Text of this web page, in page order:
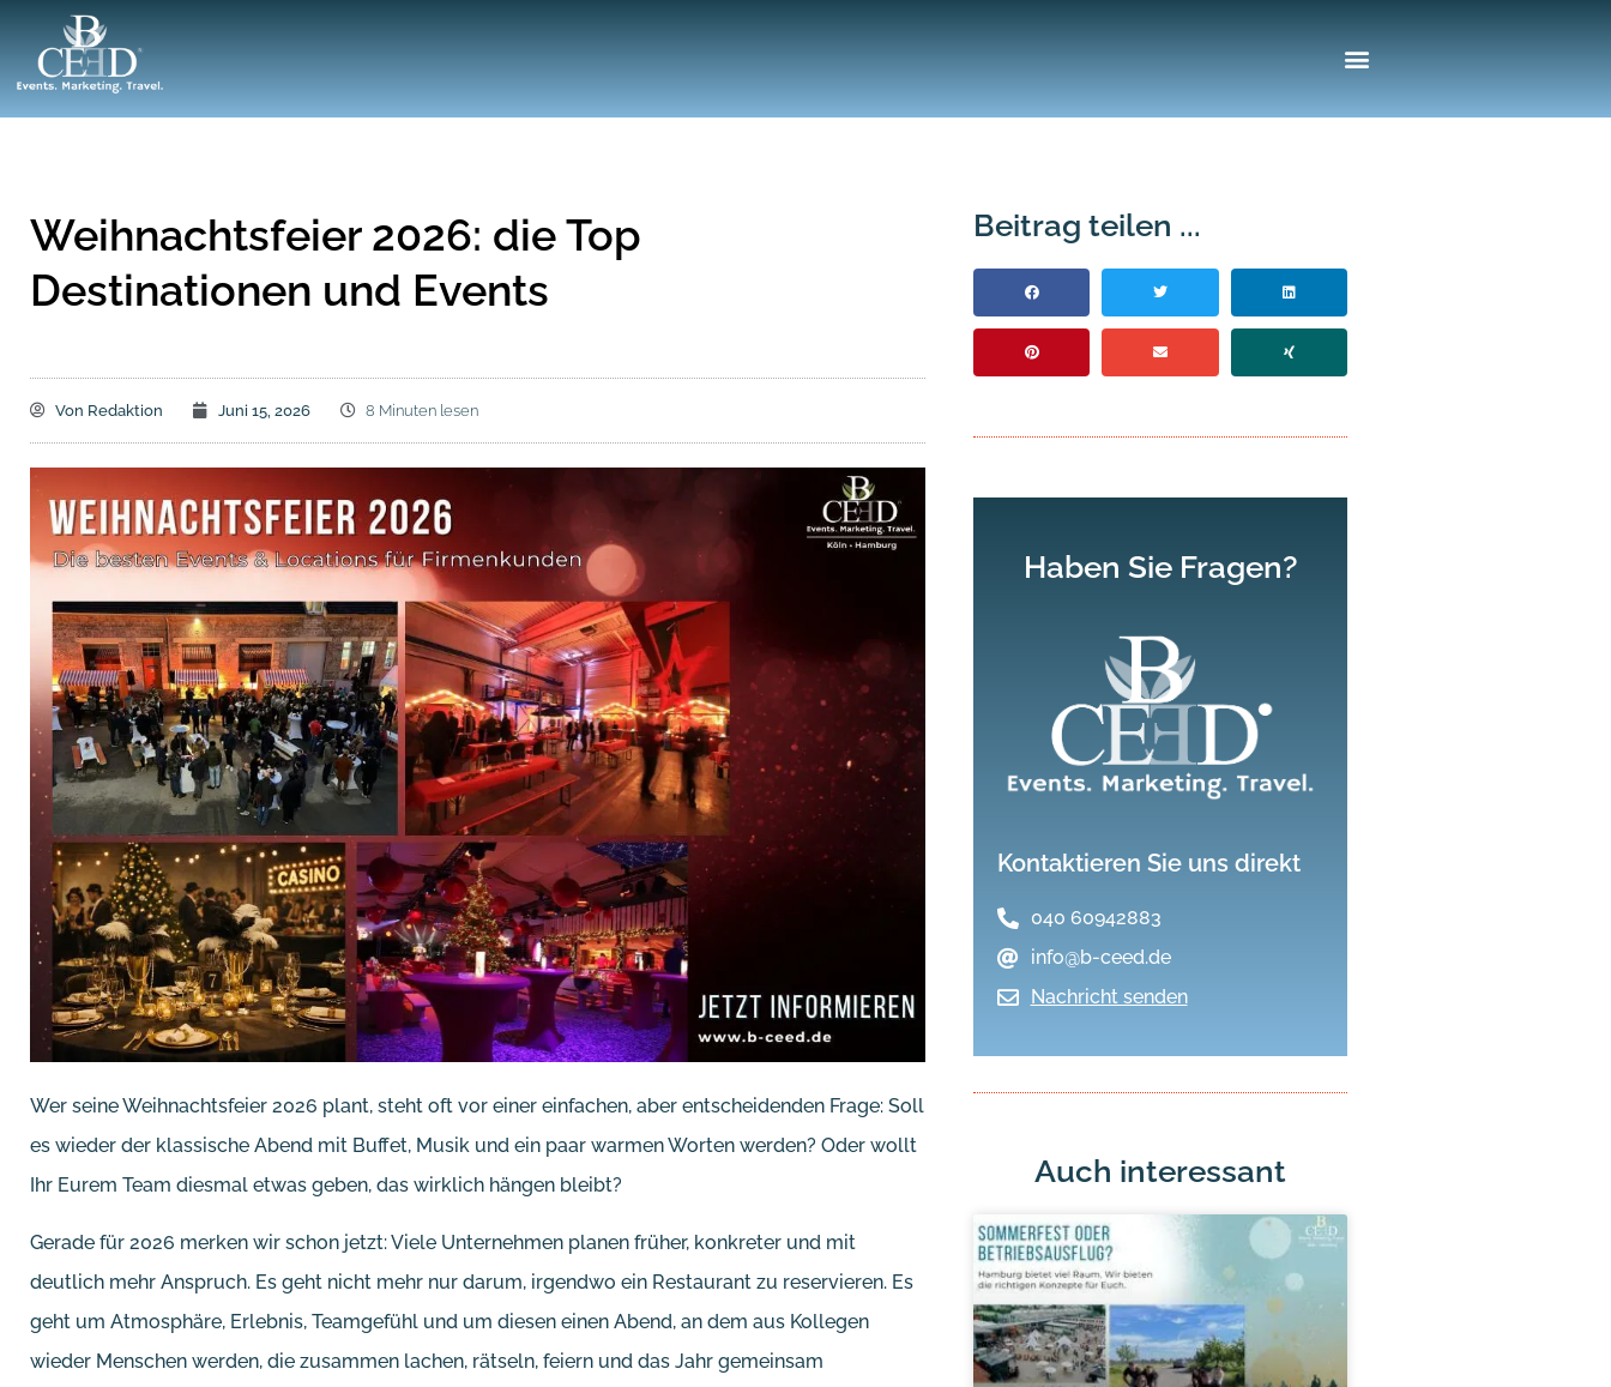
Weihnachtsfeier 2026: die Top
Destinationen und Events
Von Redaktion Juni 15, 2026 8 Minuten lesen
Wer seine Weihnachtsfeier 2026 plant, steht oft vor einer einfachen, aber entscheidenden Frage: Soll
es wieder der klassische Abend mit Buffet, Musik und ein paar warmen Worten werden? Oder wollt
Ihr Eurem Team diesmal etwas geben, das wirklich hängen bleibt?
Gerade für 2026 merken wir schon jetzt: Viele Unternehmen planen früher, konkreter und mit
deutlich mehr Anspruch. Es geht nicht mehr nur darum, irgendwo ein Restaurant zu reservieren. Es
geht um Atmosphäre, Erlebnis, Teamgefühl und um diesen einen Abend, an dem aus Kollegen
wieder Menschen werden, die zusammen lachen, rätseln, feiern und das Jahr gemeinsam
Beitrag teilen ...
Haben Sie Fragen?
Kontaktieren Sie uns direkt
040 60942883
info@b-ceed.de
Nachricht senden
Auch interessant